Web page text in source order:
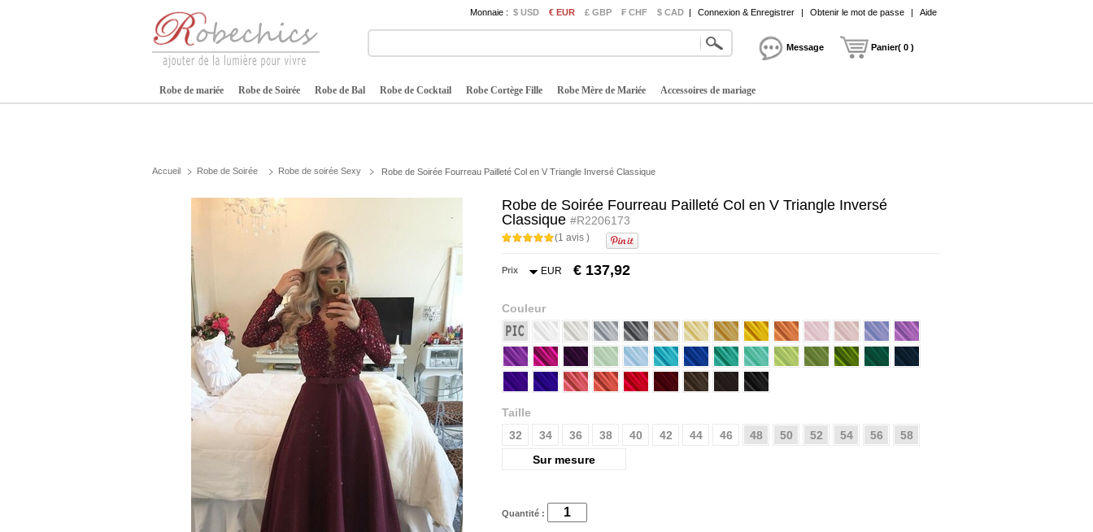
Monnaie : $ USD € EUR £ GBP ₣ CHF $ CAD | Connexion & Enregistrer | Obtenir le mot de passe | Aide
Message Panier( 0 )
Robe de mariée Robe de Soirée Robe de Bal Robe de Cocktail Robe Cortège Fille Robe Mère de Mariée Accessoires de mariage
Accueil Robe de Soirée Robe de soirée Sexy Robe de Soirée Fourreau Pailleté Col en V Triangle Inversé Classique
Robe de Soirée Fourreau Pailleté Col en V Triangle Inversé
Classique #R2206173
(1 avis )
Prix EUR € 137,92
Couleur
Taille
32
34 36 38 40 42 44 46 48 50 52 54 56
58
Sur mesure
Quantité :